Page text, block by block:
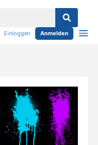
Einloggen Anmelden